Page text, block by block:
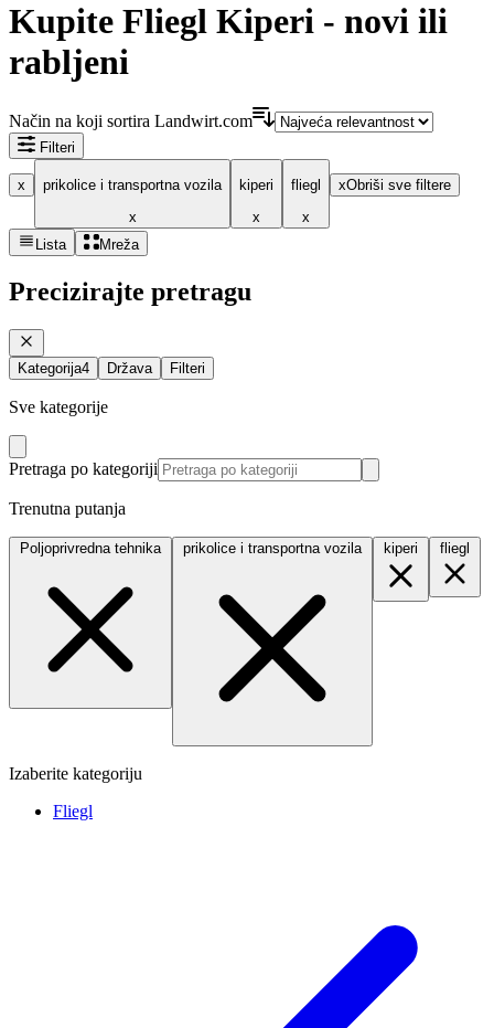
Kupite Fliegl Kiperi - novi ili
rabljeni
Način na koji sortira Landwirt.com
Filteri
x
prikolice i transportna vozila
x
kiperi
x
fliegl
x
xObriši sve filtere
Lista Mreža
Precizirajte pretragu
Kategorija4 Država Filteri
Sve kategorije
Pretraga po kategoriji
Trenutna putanja
Poljoprivredna tehnika prikolice i transportna vozila
Izaberite kategoriju
Fliegl